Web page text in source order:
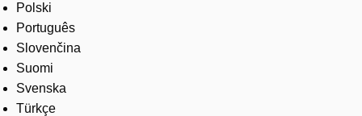
Polski
Português
Slovenčina
Suomi
Svenska
Türkçe